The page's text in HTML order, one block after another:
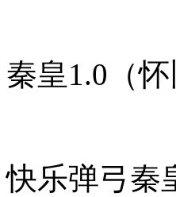
秦皇1.0（怀
快乐弹弓秦